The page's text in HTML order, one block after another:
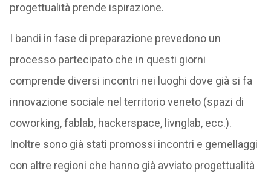
progettualità prende ispirazione.
I bandi in fase di preparazione prevedono un
processo partecipato che in questi giorni
comprende diversi incontri nei luoghi dove già si fa
innovazione sociale nel territorio veneto (spazi di
coworking, fablab, hackerspace, livnglab, ecc.).
Inoltre sono già stati promossi incontri e gemellaggi
con altre regioni che hanno già avviato progettualità